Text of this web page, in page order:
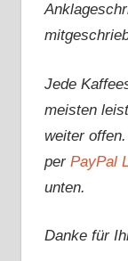
Jede
meisten
weiter
per PayPal
unten.
Danke für